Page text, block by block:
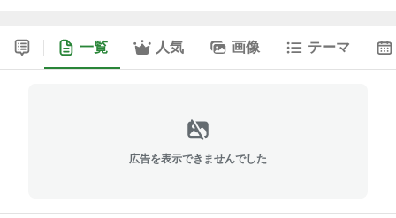
一覧 人気 画像 テーマ
広告を表示できませんでした